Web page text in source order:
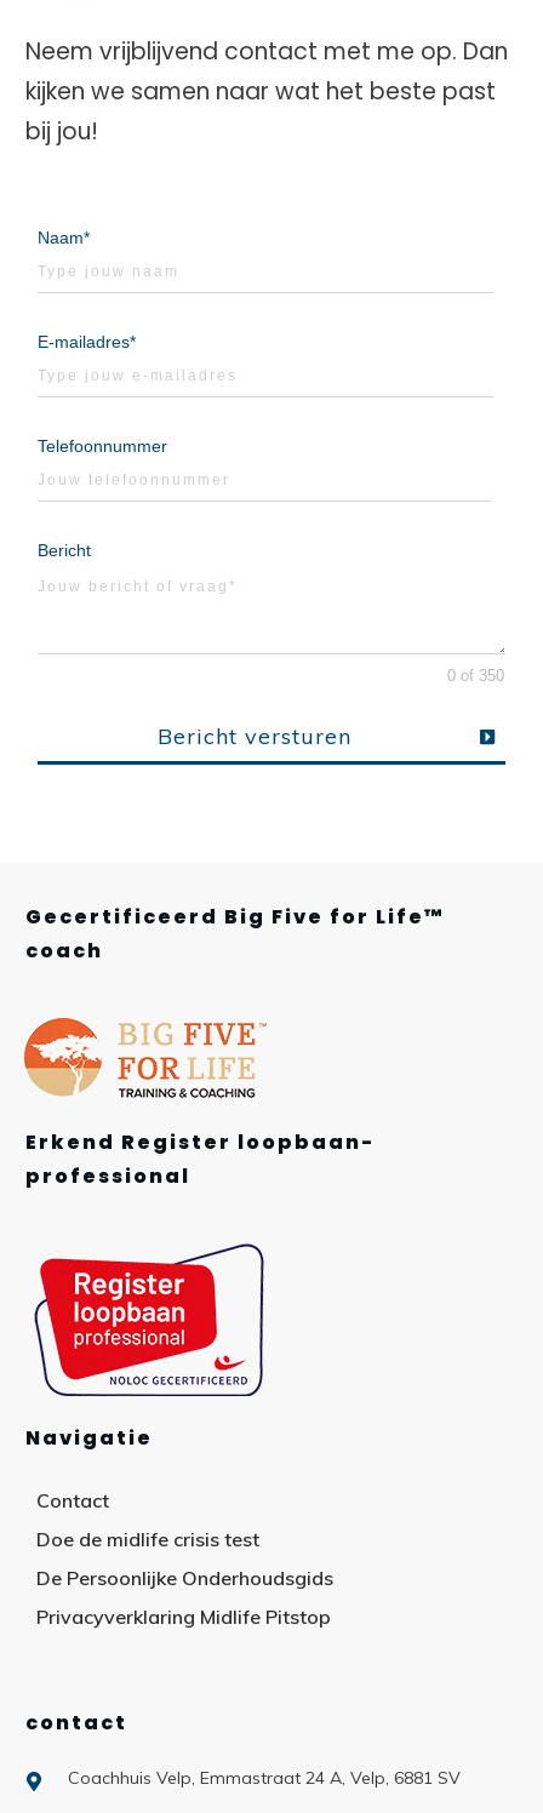
Neem vrijblijvend contact met me op. Dan
kijken we samen naar wat het beste past
bij jou!
Naam*
E-mailadres*
Telefoonnummer
Bericht
0 of 350
Bericht versturen
Gecertificeerd Big Five for Life™
coach
Erkend Register loopbaan-
professional
Navigatie
Contact
Doe de midlife crisis test
De Persoonlijke Onderhoudsgids
Privacyverklaring Midlife Pitstop
contact
Coachhuis Velp, Emmastraat 24 A, Velp, 6881 SV